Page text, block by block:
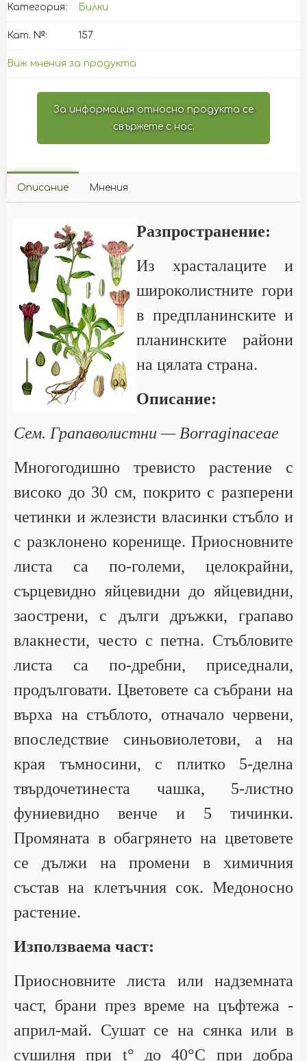
Категория: Билки
Кат. №: 157
Виж мнения за продукта
За информация относно продукта се
свържете с нас.
Описание Мнения
Разпространение:
Из храсталаците и
широколистните гори
в предпланинските и
планинските райони
на цялата страна.
Описание:
Сем. Грапаволистни — Borraginaceae
Многогодишно тревисто растение с
високо до 30 см, покрито с разперени
четинки и жлезисти власинки стъбло и
с разклонено коренище. Приосновните
листа са по-големи, целокрайни,
сърцевидно яйцевидни до яйцевидни,
заострени, с дълги дръжки, грапаво
влакнести, често с петна. Стъбловите
листа са по-дребни, приседнали,
продълговати. Цветовете са събрани на
върха на стъблото, отначало червени,
впоследствие синьовиолетови, а на
края тъмносини, с плитко 5-делна
твърдочетинеста чашка, 5-листно
фуниевидно венче и 5 тичинки.
Промяната в обагрянето на цветовете
се дължи на промени в химичния
състав на клетъчния сок. Медоносно
растение.
Използваема част:
Приосновните листа или надземната
част, брани през време на цъфтежа -
април-май. Сушат се на сянка или в
сушилня при t° до 40°С при добра